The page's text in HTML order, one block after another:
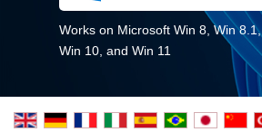
Works on Microsoft Win 8, Win 8.1,
Win 10, and Win 11